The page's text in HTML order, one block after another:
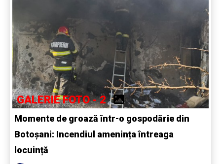
GALERIE FOTO - 2
Momente de groază într-o gospodărie din
Botoșani: Incendiul amenința întreaga
locuință